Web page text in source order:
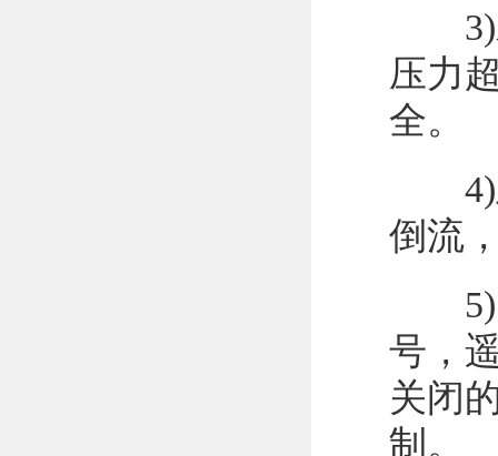
3)水
压力
全。
4)止
倒流
5)电
号，
关闭
制。